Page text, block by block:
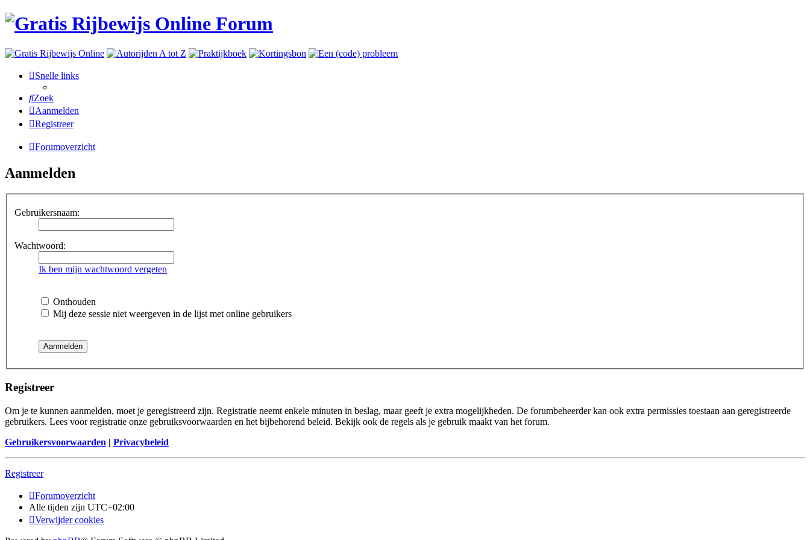
Snelle links
Zoek
Aanmelden
Registreer
Forumoverzicht
Aanmelden
Gebruikersnaam:
Wachtwoord:
Ik ben mijn wachtwoord vergeten
Onthouden
Mij deze sessie niet weergeven in de lijst met online gebruikers
Registreer
Om je te kunnen aanmelden, moet je geregistreerd zijn. Registratie neemt enkele minuten in beslag, maar geeft je extra mogelijkheden. De forumbeheerder kan ook extra permissies toestaan aan geregistreerde
gebruikers. Lees voor registratie onze gebruiksvoorwaarden en het bijbehorend beleid. Bekijk ook de regels als je gebruik maakt van het forum.
Gebruikersvoorwaarden | Privacybeleid
Registreer
Forumoverzicht
Alle tijden zijn UTC+02:00
Verwijder cookies